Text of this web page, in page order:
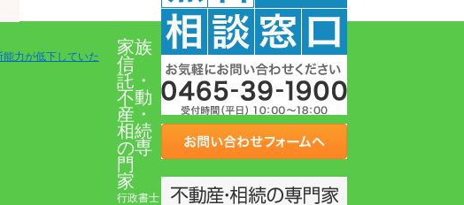
力が低下していた
家族
信
託・
不動
産・
相続
の専
門
家
行政書士